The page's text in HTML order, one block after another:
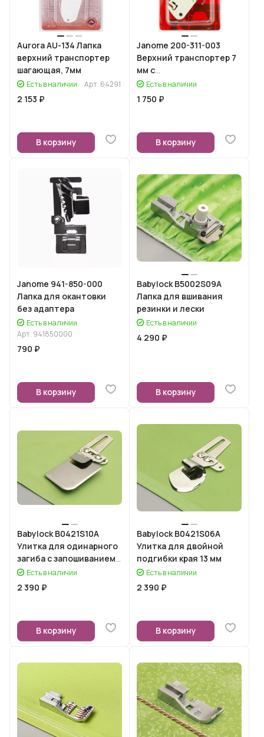
Aurora AU-134 Лапка
верхний транспортер
шагающая, 7мм
Есть в наличии Арт. 64291
2 153 ₽
В корзину
Janome 200-311-003
Верхний транспортер 7
мм с
тканенаправителем
(шагающая лапка)
Есть в наличии
1 750 ₽
В корзину
Janome 941-850-000
Лапка для окантовки
без адаптера
Есть в наличии
Арт. 941850000
790 ₽
В корзину
Babylock B5002S09A
Лапка для вшивания
резинки и лески
Есть в наличии
4 290 ₽
В корзину
Babylock B0421S10A
Улитка для одинарного
загиба с запошиванием
6,5 мм
Есть в наличии
2 390 ₽
В корзину
Babylock B0421S06A
Улитка для двойной
подгибки края 13 мм
Есть в наличии
2 390 ₽
В корзину